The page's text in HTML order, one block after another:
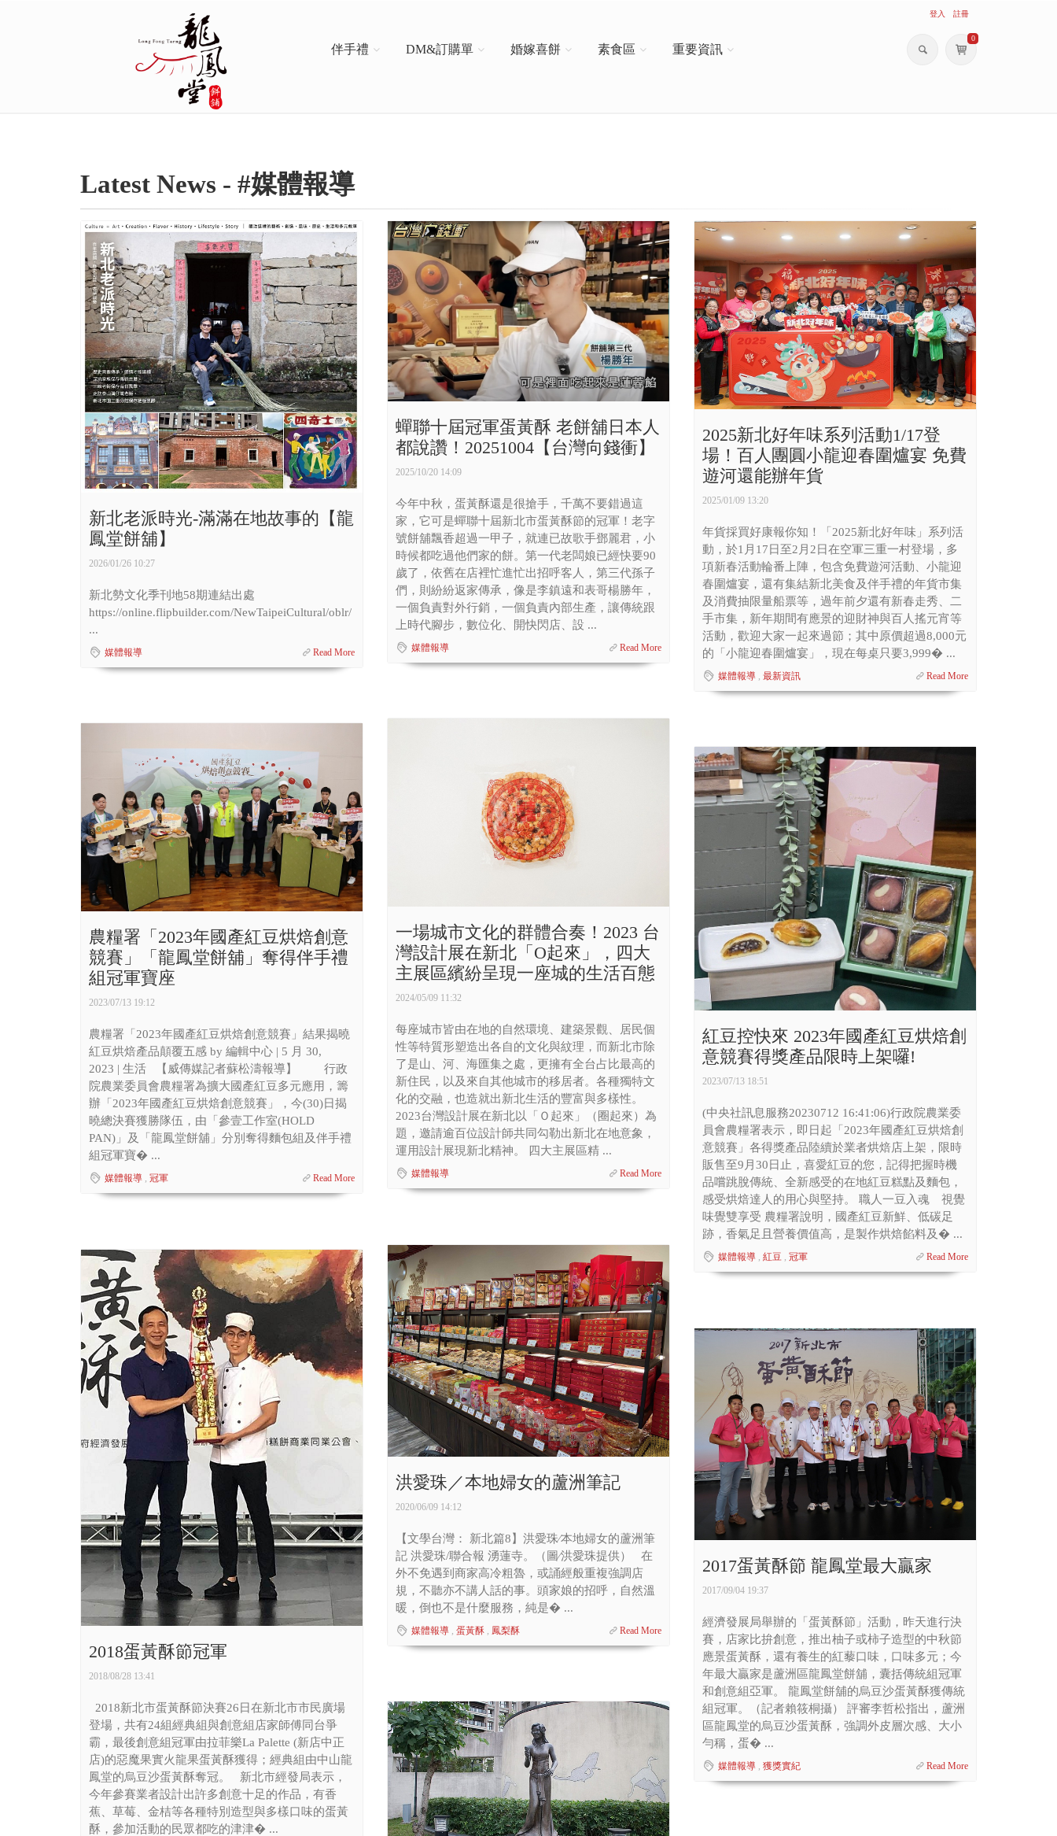
登入 註冊
0
伴手禮 DM&訂購單 婚嫁喜餅 素食區 重要資訊
Latest News - #媒體報導
新北老派時光-滿滿在地故事的【龍
鳳堂餅舖】
2026/01/26 10:27
新北勢文化季刊地58期連結出處
https://online.flipbuilder.com/NewTaipeiCultural/oblr/
...
媒體報導 Read More
蟬聯十屆冠軍蛋黃酥 老餅舖日本人
都說讚！20251004【台灣向錢衝】
2025/10/20 14:09
今年中秋，蛋黃酥還是很搶手，千萬不要錯過這
家，它可是蟬聯十屆新北市蛋黃酥節的冠軍！老字
號餅舖飄香超過一甲子，就連已故歌手鄧麗君，小
時候都吃過他們家的餅。第一代老闆娘已經快要90
歲了，依舊在店裡忙進忙出招呼客人，第三代孫子
們，則紛紛返家傳承，像是李鎮遠和表哥楊勝年，
一個負責對外行銷，一個負責內部生產，讓傳統跟
上時代腳步，數位化、開快閃店、設 ...
媒體報導 Read More
2025新北好年味系列活動1/17登
場！百人團圓小龍迎春圍爐宴 免費
遊河還能辦年貨
2025/01/09 13:20
年貨採買好康報你知！「2025新北好年味」系列活
動，於1月17日至2月2日在空軍三重一村登場，多
項新春活動輪番上陣，包含免費遊河活動、小龍迎
春圍爐宴，還有集結新北美食及伴手禮的年貨市集
及消費抽限量船票等，過年前夕還有新春走秀、二
手市集，新年期間有應景的迎財神與百人搖元宵等
活動，歡迎大家一起來過節；其中原價超過8,000元
的「小龍迎春圍爐宴」，現在每桌只要3,999� ...
媒體報導, 最新資訊 Read More
一場城市文化的群體合奏！2023 台
灣設計展在新北「O起來」，四大
主展區繽紛呈現一座城的生活百態
2024/05/09 11:32
每座城市皆由在地的自然環境、建築景觀、居民個
性等特質形塑造出各自的文化與紋理，而新北市除
了是山、河、海匯集之處，更擁有全台占比最高的
新住民，以及來自其他城市的移居者。各種獨特文
化的交融，也造就出新北生活的豐富與多樣性。
2023台灣設計展在新北以「Ｏ起來」（圈起來）為
題，邀請逾百位設計師共同勾勒出新北在地意象，
運用設計展現新北精神。 四大主展區精 ...
媒體報導 Read More
農糧署「2023年國產紅豆烘焙創意
競賽」「龍鳳堂餅舖」奪得伴手禮
組冠軍寶座
2023/07/13 19:12
農糧署「2023年國產紅豆烘焙創意競賽」結果揭曉
紅豆烘焙產品顛覆五感 by 編輯中心 | 5 月 30,
2023 | 生活 【威傳媒記者蘇松濤報導】 行政
院農業委員會農糧署為擴大國產紅豆多元應用，籌
辦「2023年國產紅豆烘焙創意競賽」，今(30)日揭
曉總決賽獲勝隊伍，由「參壹工作室(HOLD
PAN)」及「龍鳳堂餅舖」分別奪得麵包組及伴手禮
組冠軍寶� ...
媒體報導, 冠軍 Read More
紅豆控快來 2023年國產紅豆烘焙創
意競賽得獎產品限時上架囉!
2023/07/13 18:51
(中央社訊息服務20230712 16:41:06)行政院農業委
員會農糧署表示，即日起「2023年國產紅豆烘焙創
意競賽」各得獎產品陸續於業者烘焙店上架，限時
販售至9月30日止，喜愛紅豆的您，記得把握時機
品嚐跳脫傳統、全新感受的在地紅豆糕點及麵包，
感受烘焙達人的用心與堅持。 職人一豆入魂 視覺
味覺雙享受 農糧署說明，國產紅豆新鮮、低碳足
跡，香氣足且營養價值高，是製作烘焙餡料及� ...
媒體報導, 紅豆, 冠軍 Read More
洪愛珠／本地婦女的蘆洲筆記
2020/06/09 14:12
【文學台灣： 新北篇8】洪愛珠∕本地婦女的蘆洲筆
記 洪愛珠/聯合報 湧蓮寺。（圖∕洪愛珠提供） 在
外不免遇到商家高冷粗魯，或誦經般重複強調店
規，不聽亦不講人話的事。頭家娘的招呼，自然溫
暖，倒也不是什麼服務，純是� ...
媒體報導, 蛋黃酥, 鳳梨酥 Read More
2018蛋黃酥節冠軍
2018/08/28 13:41
2018新北市蛋黃酥節決賽26日在新北市市民廣場
登場，共有24組經典組與創意組店家師傅同台爭
霸，最後創意組冠軍由拉菲樂La Palette (新店中正
店)的惡魔果實火龍果蛋黃酥獲得；經典組由中山龍
鳳堂的烏豆沙蛋黃酥奪冠。 新北市經發局表示，
今年參賽業者設計出許多創意十足的作品，有香
蕉、草莓、金桔等各種特別造型與多樣口味的蛋黃
酥，參加活動的民眾都吃的津津� ...
2017蛋黃酥節 龍鳳堂最大贏家
2017/09/04 19:37
經濟發展局舉辦的「蛋黃酥節」活動，昨天進行決
賽，店家比拚創意，推出柚子或柿子造型的中秋節
應景蛋黃酥，還有養生的紅藜口味，口味多元；今
年最大贏家是蘆洲區龍鳳堂餅舖，囊括傳統組冠軍
和創意組亞軍。 龍鳳堂餅舖的烏豆沙蛋黃酥獲傳統
組冠軍。（記者賴筱桐攝） 評審李哲松指出，蘆洲
區龍鳳堂的烏豆沙蛋黃酥，強調外皮層次感、大小
勻稱，蛋� ...
媒體報導, 獲獎實紀 Read More